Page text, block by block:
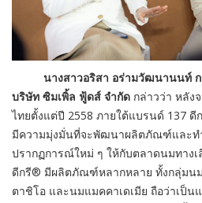
นางสาวอริสา อร่ามวัฒนานนท์ กร
บริษัท ซิมเพิ้ล ฟู้ดส์ จำกัด กล่าวว่า หลัง
ไทยตั้งแต่ปี 2558 ภายใต้แบรนด์ 137 ดี
มีความมุ่งมั่นที่จะพัฒนาผลิตภัณฑ์และท
ปรากฏการณ์ใหม่ ๆ ให้กับตลาดนมทางเ
ดีกรี® มีผลิตภัณฑ์หลากหลาย ทั้งกลุ่มน
ตาชิโอ และนมแมคคาเดเมีย ถือว่าเป็